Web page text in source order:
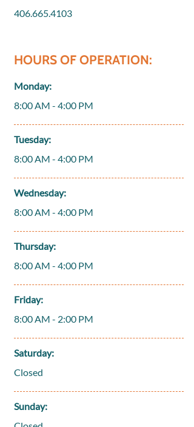
406.665.4103
HOURS OF OPERATION:
Monday:
8:00 AM - 4:00 PM
Tuesday:
8:00 AM - 4:00 PM
Wednesday:
8:00 AM - 4:00 PM
Thursday:
8:00 AM - 4:00 PM
Friday:
8:00 AM - 2:00 PM
Saturday:
Closed
Sunday: